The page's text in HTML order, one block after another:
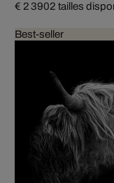
€ 2 3902 tailles
Best-seller